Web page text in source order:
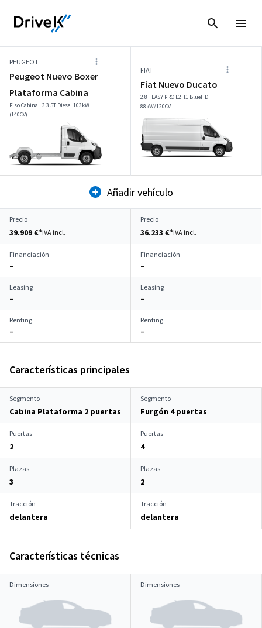
PEUGEOT
Peugeot Nuevo Boxer
Plataforma Cabina
Piso Cabina L3 3.5T Diesel 103kW
(140CV)
FIAT
Fiat Nuevo Ducato
2.8T EASY PRO L2H1 BlueHDi
88kW/120CV
Añadir vehículo
Precio
39.909 €*IVA incl.
Precio
36.233 €*IVA incl.
Financiación
–
Financiación
–
Leasing
–
Leasing
–
Renting
–
Renting
–
Características principales
Segmento
Cabina Plataforma 2 puertas
Segmento
Furgón 4 puertas
Puertas
2
Puertas
4
Plazas
3
Plazas
2
Tracción
delantera
Tracción
delantera
Características técnicas
Dimensiones Dimensiones